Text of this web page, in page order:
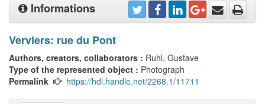
Informations
Verviers: rue du Pont
Authors, creators, collaborators : Ruhl, Gustave
Type of the represented object : Photograph
Permalink
https://hdl.handle.net/2268.1/11711